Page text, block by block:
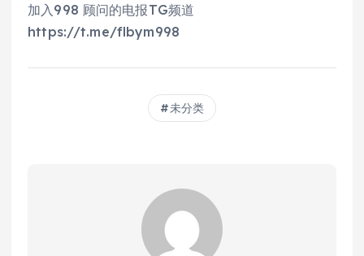
加入998 顾问的电报TG频道
https://t.me/flbym998
未分类